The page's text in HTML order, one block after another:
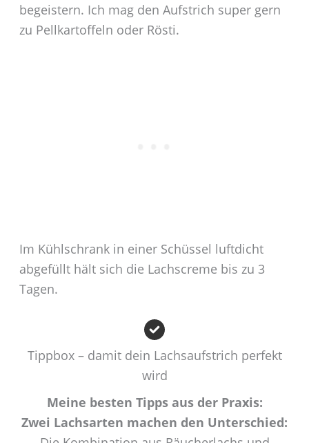
begeistern. Ich mag den Aufstrich super gern
zu Pellkartoffeln oder Rösti.
Im Kühlschrank in einer Schüssel luftdicht
abgefüllt hält sich die Lachscreme bis zu 3
Tagen.
Tippbox – damit dein Lachsaufstrich perfekt
wird
Meine besten Tipps aus der Praxis:
Zwei Lachsarten machen den Unterschied: